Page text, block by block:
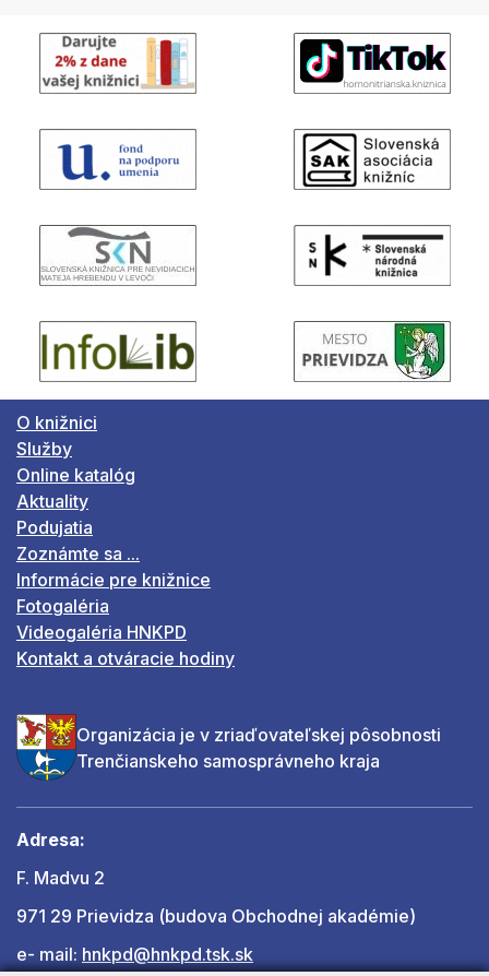
O knižnici
Služby
Online katalóg
Aktuality
Podujatia
Zoznámte sa ...
Informácie pre knižnice
Fotogaléria
Videogaléria HNKPD
Kontakt a otváracie hodiny
Organizácia je v zriaďovateľskej pôsobnosti
Trenčianskeho samosprávneho kraja
Adresa:
F. Madvu 2
971 29 Prievidza (budova Obchodnej akadémie)
e- mail: hnkpd@hnkpd.tsk.sk